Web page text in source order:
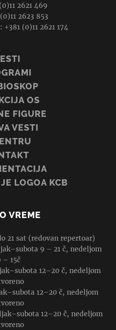
2621 469
2623 853
(0)11 2621 174
OS
FIGURE
VESTI
LOGOA KCB
VREME
21 sat (redovan repertoar)
9 – 21 č, nedeljom
– 15č
12–20 č, nedeljom
12–20 č, nedeljom
12–20 č, nedeljom